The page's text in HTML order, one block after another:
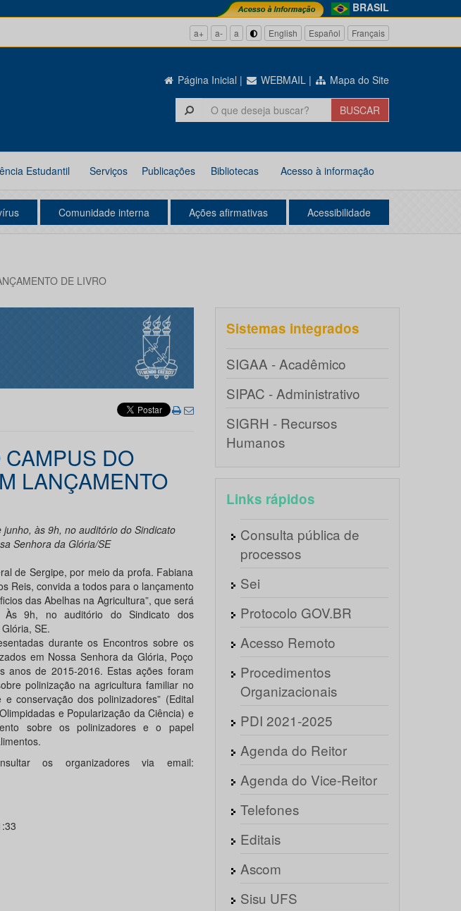
BRASIL
a+ a- a English Español Français
Página Inicial | WEBMAIL | Mapa do Site
Estudantil Serviços Publicações Bibliotecas Acesso à informação
Comunidade interna Ações afirmativas Acessibilidade
DE LIVRO
DO
LANÇAMENTO
às 9h, no auditório do Sindicato
Senhora da Glória/SE
de Sergipe, por meio da profa. Fabiana
Reis, convida a todos para o lançamento
das Abelhas na Agricultura”, que será
9h, no auditório do Sindicato dos
SE.
durante os Encontros sobre os
em Nossa Senhora da Glória, Poço
anos de 2015-2016. Estas ações foram
polinização na agricultura familiar no
conservação dos polinizadores” (Edital
e Popularização da Ciência) e
sobre os polinizadores e o papel
os organizadores via email:
Sistemas integrados
SIGAA - Acadêmico
SIPAC - Administrativo
SIGRH - Recursos
Humanos
Links rápidos
Consulta pública de
processos
Sei
Protocolo GOV.BR
Acesso Remoto
Procedimentos
Organizacionais
PDI 2021-2025
Agenda do Reitor
Agenda do Vice-Reitor
Telefones
Editais
Ascom
Sisu UFS